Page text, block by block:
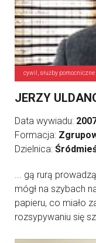
cywil, służby pomocniczne
JERZY
Data wywiadu:
Formacja:
Dzielnica:
... gą rurą
mógł na szybach
papieru, co miało
rozsypywaniu się